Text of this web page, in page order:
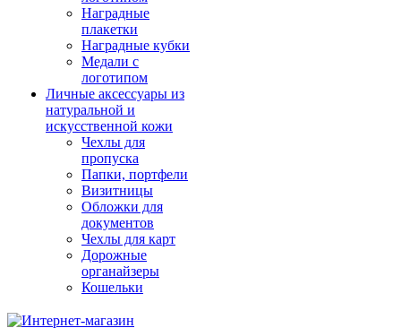
Наградные
плакетки
Наградные кубки
Медали с
логотипом
Личные аксессуары из
натуральной и
искусственной кожи
Чехлы для
пропуска
Папки, портфели
Визитницы
Обложки для
документов
Чехлы для карт
Дорожные
органайзеры
Кошельки